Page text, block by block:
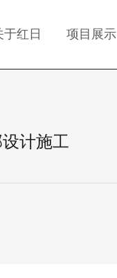
于红日 项目展示
计施工